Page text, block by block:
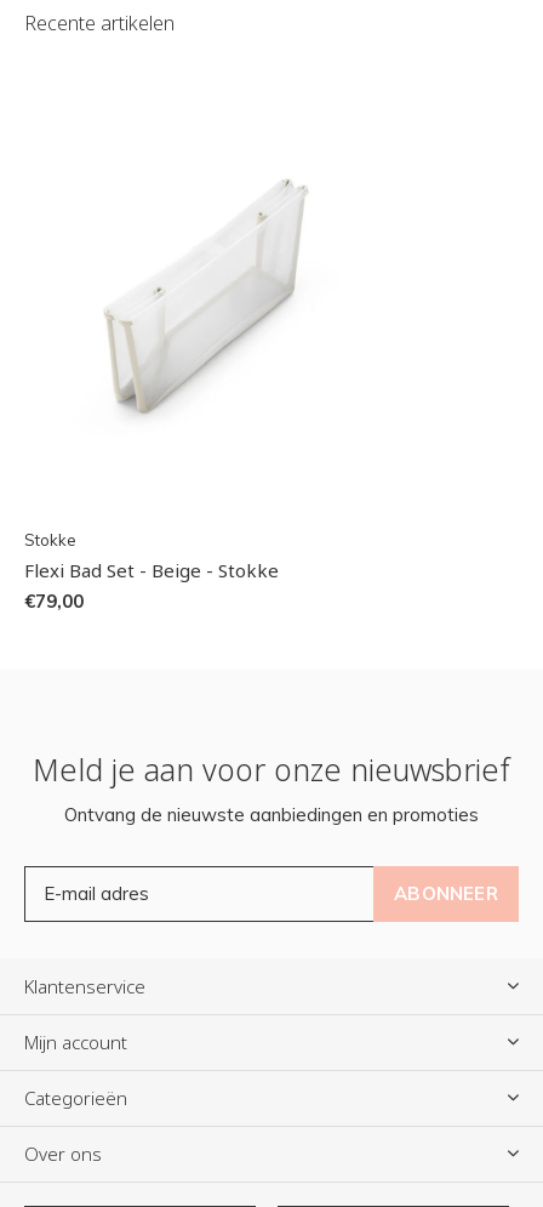
Recente artikelen
Stokke
Flexi Bad Set - Beige - Stokke
€79,00
Meld je aan voor onze nieuwsbrief
Ontvang de nieuwste aanbiedingen en promoties
ABONNEER
Klantenservice
Mijn account
Categorieën
Over ons